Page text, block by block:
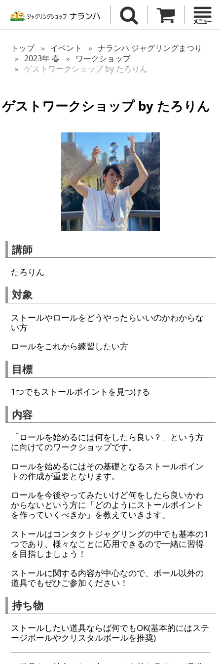
トップ イベント
ナランハ ジャグリングまつり
2023年 春
ワークショップ
ゲストワークショップ by たろりん
ゲストワークショップ by たろりん
講師
たろりん
対象
ストールやロールをどうやったらいいのかわからな
い方
ロールをこれから練習したい方
目標
1つでもストールポイントを見つける
内容
「ロールを始めるには何をしたら良い？」という方
に向けてのワークショップです。
ロールを始めるにはその基礎となるストールポイン
トの作成が重要となります。
ロールを今後やってみたいけど何をしたら良いかわ
からないという方に「どのようにストールポイント
を作っていくべきか」を教えていきます。
ストールはコンタクトジャグリングの中でも基本の1
つであり、様々なことに応用できるので一緒に習得
を目指しましょう！
ストールに関する内容が中心なので、ボール以外の
道具でもぜひご参加ください！
持ち物
ストールしたい道具ならば何でもOK(基本的にはステ
ージボールやクリスタルボールを推奨)